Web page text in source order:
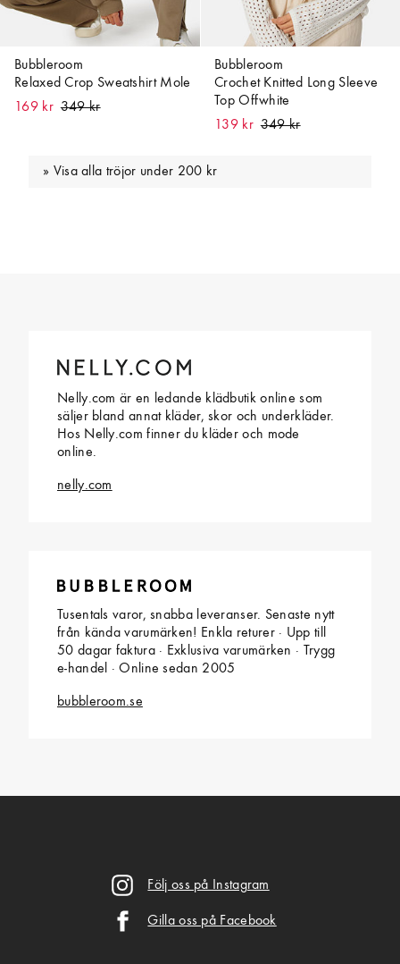
Bubbleroom
Relaxed Crop Sweatshirt Mole
169 kr
Bubbleroom
Crochet Knitted Long Sleeve
Top Offwhite
139 kr
Visa alla tröjor under 200 kr
Nelly.com är en ledande klädbutik online som
säljer bland annat kläder, skor och underkläder.
Hos Nelly.com finner du kläder och mode
online.
nelly.com
Tusentals varor, snabba leveranser. Senaste nytt
från kända varumärken! Enkla returer · Upp till
50 dagar faktura · Exklusiva varumärken · Trygg
e-handel · Online sedan 2005
bubbleroom.se
Följ oss på Instagram
Gilla oss på Facebook